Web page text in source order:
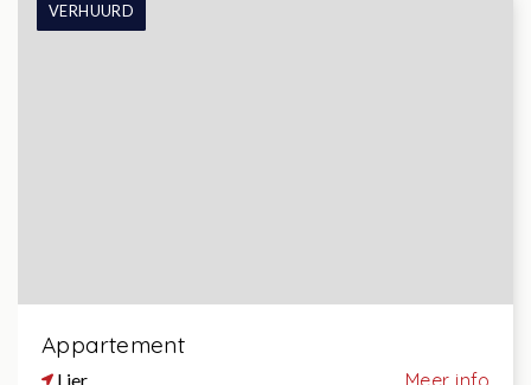
VERHUURD
Appartement
Lier